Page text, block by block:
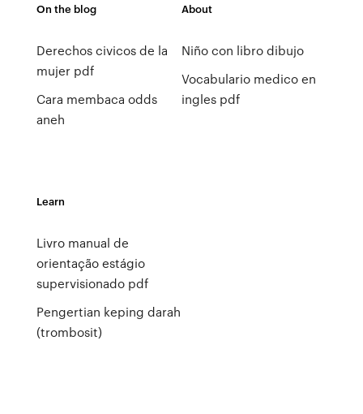
On the blog
Derechos civicos de la
mujer pdf
Cara membaca odds
aneh
About
Niño con libro dibujo
Vocabulario medico en
ingles pdf
Learn
Livro manual de
orientação estágio
supervisionado pdf
Pengertian keping darah
(trombosit)